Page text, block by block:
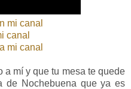
mi canal
canal
mi canal
mí y que tu mesa te quede
de Nochebuena que ya es